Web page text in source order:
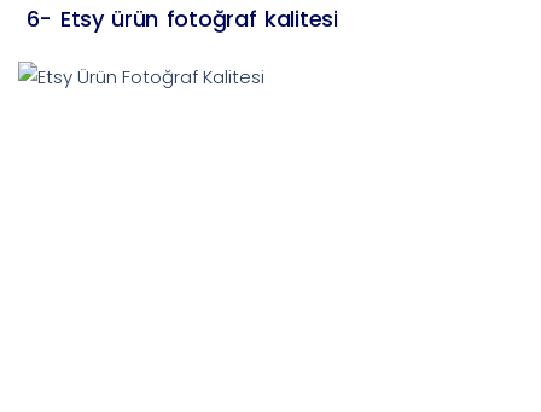
6- Etsy ürün fotoğraf kalitesi